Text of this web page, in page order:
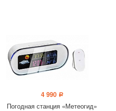
4 990 a
Погодная станция «Метеогид»